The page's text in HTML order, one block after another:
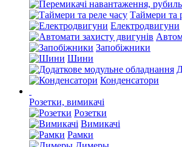
Таймери та
Електродвигуни
Запобіжники
Шини
Конденсатори
Розетки, вимикачі
Розетки
Вимикачі
Рамки